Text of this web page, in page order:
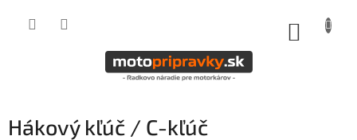
Hákový kľúč / C-kľúč